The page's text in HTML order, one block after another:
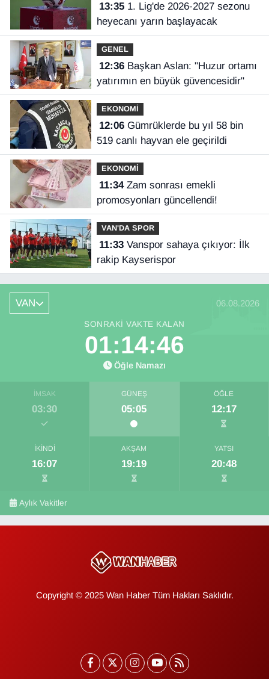
13:351. Lig'de 2026-2027 sezonu
heyecanı yarın başlayacak
GENEL
12:36Başkan Aslan: "Huzur ortamı
yatırımın en büyük güvencesidir"
EKONOMİ
12:06Gümrüklerde bu yıl 58 bin
519 canlı hayvan ele geçirildi
EKONOMİ
11:34Zam sonrası emekli
promosyonları güncellendi!
VAN'DA SPOR
11:33Vanspor sahaya çıkıyor: İlk
rakip Kayserispor
VAN 06.08.2026
SONRAKI VAKTE KALAN
01:14:46
Öğle Namazı
İMSAK
03:30
GÜNEŞ
05:05
ÖĞLE
12:17
İKINDI
16:07
AKŞAM
19:19
YATSI
20:48
Aylık Vakitler
Copyright © 2025 Wan Haber Tüm Hakları Saklıdır.